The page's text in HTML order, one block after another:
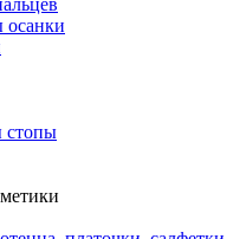
осанки
стопы